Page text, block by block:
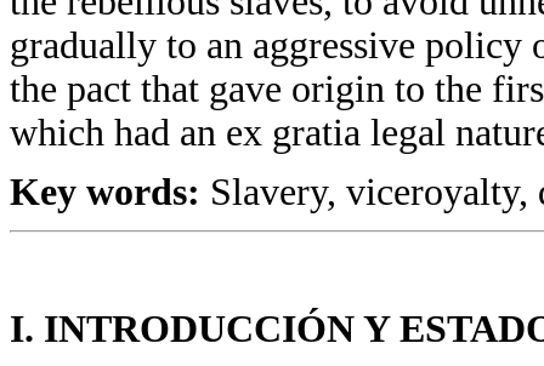
gradually to an aggressive
the pact that gave origin to the
which had an ex gratia legal
Key words: Slavery, viceroyalty,
I. INTRODUCCIÓN Y